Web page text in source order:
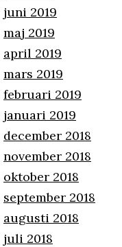
juni 2019
maj 2019
april 2019
mars 2019
februari 2019
januari 2019
december 2018
november 2018
oktober 2018
september 2018
augusti 2018
juli 2018